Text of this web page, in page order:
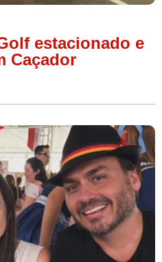
estacionado e
Caçador